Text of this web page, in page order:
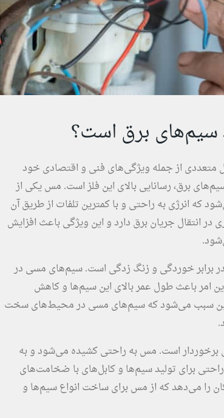
سیم‌های برق است؟
متعددی از جمله ویژگی‌های فنی و اقتصادی خود
برق، رسانایی بالای این فلز است. مس یکی از
که انرژی به راحتی و با کمترین تلفات از طریق آن
در انتقال جریان برق دارد و این ویژگی باعث افزایش
برابر خوردگی و زنگ زدگی است. سیم‌های مسی در
امر باعث طول عمر بالای این سیم‌ها و کاهش
سبب می‌شود که سیم‌های مسی در محیط‌های سخت
برخوردار است. مس به راحتی کشیده می‌شود و به
برای تولید سیم‌ها و کابل‌های با ضخامت‌های
را می‌دهد که از مس برای ساخت انواع سیم‌ها و